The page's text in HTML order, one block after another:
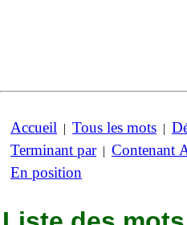
Accueil | Tous les mots |
Terminant par| Contenant
En position